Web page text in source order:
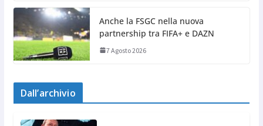
Anche la FSGC nella nuova
partnership tra FIFA+ e DAZN
7 Agosto 2026
Dall’archivio